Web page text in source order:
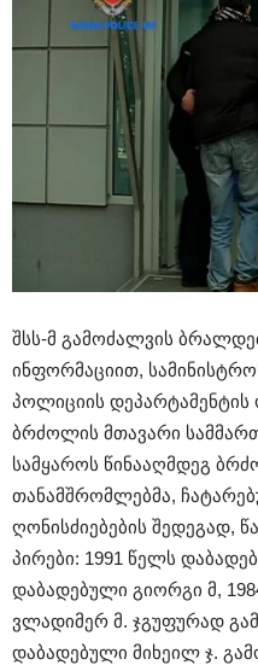
შსს-მ გამოძალვის
ინფორმაციით,
პოლიციის
ბრძოლის მთავარი
სამყაროს წინააღმდეგ
თანამშრომლებმა,
ღონისძიებების შედეგად,
პირები: 1991 წელს
დაბადებული გიორგი მ,
ვლადიმერ მ. ჯგუფურად
დაბადებული მიხეილ ჯ.